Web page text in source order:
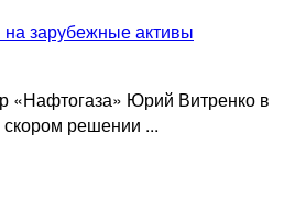
зарубежные активы
«Нафтогаза» Юрий Витренко в
решении ...